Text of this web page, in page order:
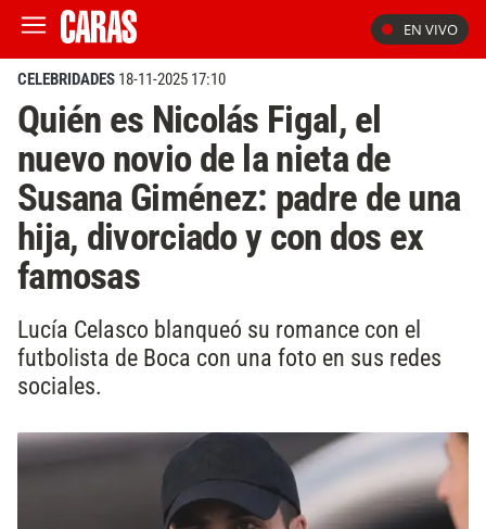
EN VIVO
CELEBRIDADES 18-11-2025 17:10
Quién es Nicolás Figal, el
nuevo novio de la nieta de
Susana Giménez: padre de una
hija, divorciado y con dos ex
famosas
Lucía Celasco blanqueó su romance con el
futbolista de Boca con una foto en sus redes
sociales.